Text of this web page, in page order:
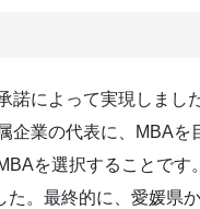
諾によって実現しま
企業の代表に、MBA
を選択することで
。最終的に、愛媛県